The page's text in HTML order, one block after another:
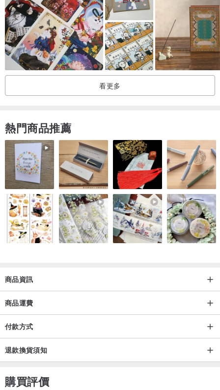
【商品特色】
卡片是雙層的，上面是半透明的紙，可以給畫面塗上自己喜歡的顏
色，下面是清新水彩風格的卡片，透过半透明的紙看有一种像轻纱般
的朦胧感。
品名：DIY塗色聖誕卡-小鹿
文字： OH MY DEER
用途：塗色 送朋友塗色 覺得呢不只是是小孩子的禮物，更應該是大人
們的，come on, pick up your pencil, and create a new world.
材質：半透明纸、250g英國進口白色卡紙、激光打印
尺寸：14cmx14cm
信封：手工剪裁的花式創意信封
產地/製造方式
廣西梧州
看更多
熱門商品推薦
商品資訊
商品運費
付款方式
退款換貨須知
購買評價